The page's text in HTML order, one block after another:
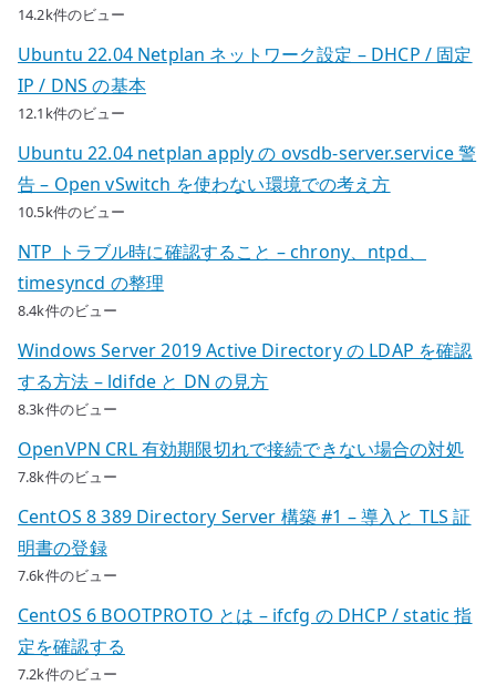
14.2k件のビュー
Ubuntu 22.04 Netplan ネットワーク設定 – DHCP / 固定
IP / DNS の基本
12.1k件のビュー
Ubuntu 22.04 netplan apply の ovsdb-server.service 警
告 – Open vSwitch を使わない環境での考え方
10.5k件のビュー
NTP トラブル時に確認すること – chrony、ntpd、
timesyncd の整理
8.4k件のビュー
Windows Server 2019 Active Directory の LDAP を確認
する方法 – ldifde と DN の見方
8.3k件のビュー
OpenVPN CRL 有効期限切れで接続できない場合の対処
7.8k件のビュー
CentOS 8 389 Directory Server 構築 #1 – 導入と TLS 証
明書の登録
7.6k件のビュー
CentOS 6 BOOTPROTO とは – ifcfg の DHCP / static 指
定を確認する
7.2k件のビュー